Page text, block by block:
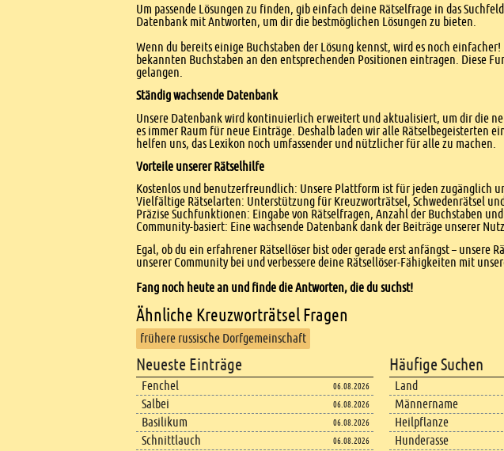
Um passende Lösungen zu finden, gib einfach deine Rätselfrage in das
Datenbank mit Antworten, um dir die bestmöglichen Lösungen zu bieten.
Wenn du bereits einige Buchstaben der Lösung kennst, wird es noch
bekannten Buchstaben an den entsprechenden Positionen eintragen. Diese
gelangen.
Ständig wachsende Datenbank
Unsere Datenbank wird kontinuierlich erweitert und aktualisiert, um dir die
es immer Raum für neue Einträge. Deshalb laden wir alle Rätselbegeisterten
helfen uns, das Lexikon noch umfassender und nützlicher für alle zu machen.
Vorteile unserer Rätselhilfe
Kostenlos und benutzerfreundlich: Unsere Plattform ist für jeden zugänglich
Vielfältige Rätselarten: Unterstützung für Kreuzworträtsel, Schwedenrätsel
Präzise Suchfunktionen: Eingabe von Rätselfragen, Anzahl der Buchstaben
Community-basiert: Eine wachsende Datenbank dank der Beiträge unserer
Egal, ob du ein erfahrener Rätsellöser bist oder gerade erst anfängst –
unserer Community bei und verbessere deine Rätsellöser-Fähigkeiten mit
Fang noch heute an und finde die Antworten, die du suchst!
Ähnliche Kreuzworträtsel Fragen
frühere russische Dorfgemeinschaft
Footer content
Neueste Einträge
Fenchel 06.08.2026
Salbei 06.08.2026
Basilikum 06.08.2026
Schnittlauch 06.08.2026
Häufige Suchen
Land
Männername
Heilpflanze
Hunderasse